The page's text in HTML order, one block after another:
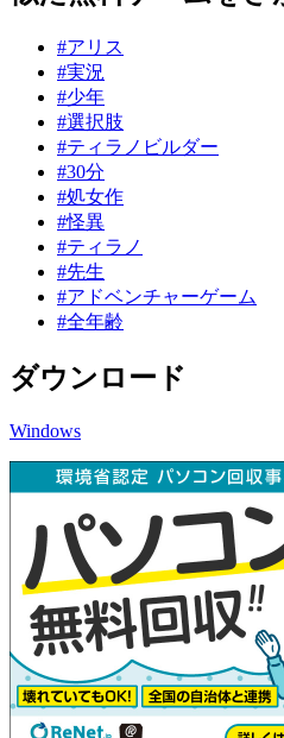
#アリス
#実況
#少年
#選択肢
#ティラノビルダー
#30分
#処女作
#怪異
#ティラノ
#先生
#アドベンチャーゲーム
#全年齢
ダウンロード
Windows